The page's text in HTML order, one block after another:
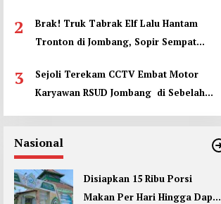
2
Brak! Truk Tabrak Elf Lalu Hantam
Tronton di Jombang, Sopir Sempat
3
Sejoli Terekam CCTV Embat Motor
Karyawan RSUD Jombang di Sebelah
Nasional
Disiapkan 15 Ribu Porsi
Makan Per Hari Hingga Dapur